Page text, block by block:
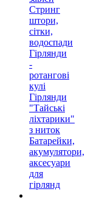
Стринг
штори,
сітки,
водоспади
Гірлянди
-
ротангові
кулі
Гірлянди
"Тайські
ліхтарики"
з ниток
Батарейки,
акумулятори,
аксесуари
для
гірлянд